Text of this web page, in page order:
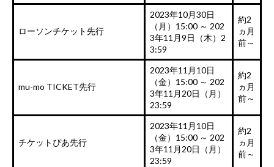
ローソンチケット先行
2023年10月30日
（月）15:00 ～ 202
3年11月9日（木）2
3:59
約2
ヵ月
前～
mu-mo TICKET先行
2023年11月10日
（金）15:00 ～ 202
3年11月20日（月）
23:59
約2
ヵ月
前～
チケットぴあ先行
2023年11月10日
（金）15:00 ～ 202
3年11月20日（月）
23:59
約2
ヵ月
前～